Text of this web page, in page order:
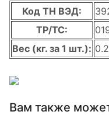
Код ТН ВЭД:
ТР/ТС:
Вес (кг. за 1 шт.): 0.2
Вам также